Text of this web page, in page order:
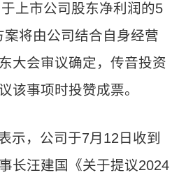
上市公司股东净利润的5
将由公司结合自身经营
大会审议确定，传音投资
该事项时投赞成票。
示，公司于7月12日收到
长汪建国《关于提议2024